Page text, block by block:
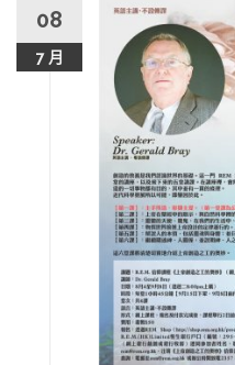
08
7 月